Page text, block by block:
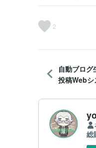
2
自動ブログ
投稿Web
総